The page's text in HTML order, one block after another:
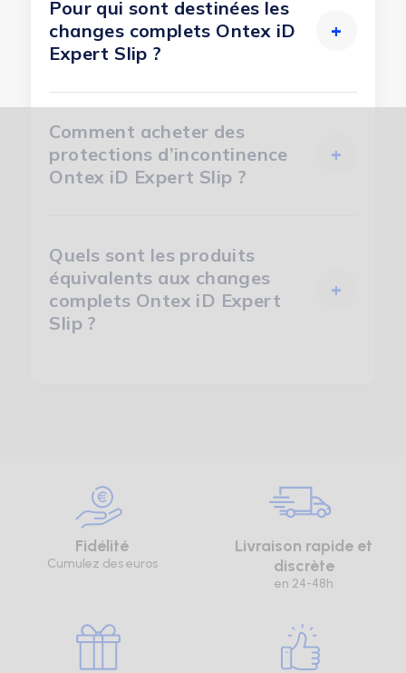
Pour qui sont destinées les
changes complets Ontex iD
Expert Slip ?
+
Comment acheter des
protections d’incontinence
Ontex iD Expert Slip ?
+
Quels sont les produits
équivalents aux changes
complets Ontex iD Expert
Slip ?
+
Fidélité
Cumulez des euros
Livraison rapide et
discrète
en 24-48h